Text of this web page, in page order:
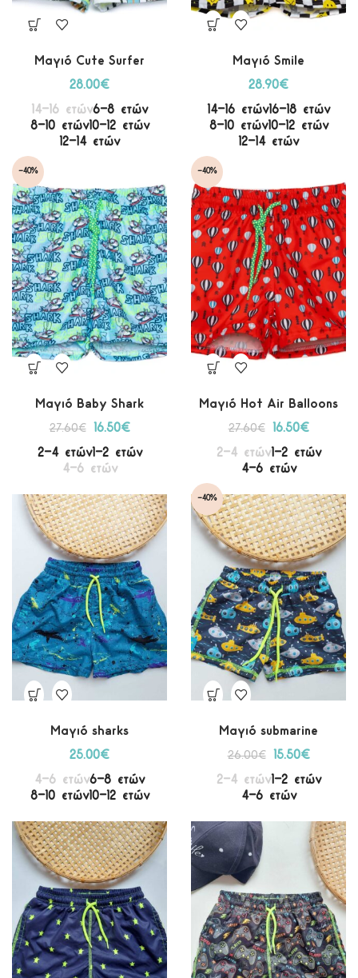
Μαγιό Cute Surfer
28.00€
14-16 ετών6-8 ετών
8-10 ετών10-12 ετών
12-14 ετών
Μαγιό Smile
28.90€
14-16 ετών16-18 ετών
8-10 ετών10-12 ετών
12-14 ετών
-40%
Μαγιό Baby Shark
27.60€ 16.50€
2-4 ετών1-2 ετών
4-6 ετών
-40%
Μαγιό Hot Air Balloons
27.60€ 16.50€
2-4 ετών1-2 ετών
4-6 ετών
Μαγιό sharks
25.00€
4-6 ετών6-8 ετών
8-10 ετών10-12 ετών
-40%
Μαγιό submarine
26.00€ 15.50€
2-4 ετών1-2 ετών
4-6 ετών